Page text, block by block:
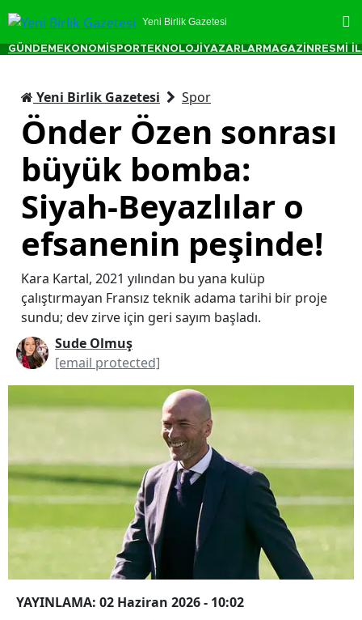
Yeni Birlik Gazetesi
GÜNDEM EKONOMİ SPORTEKNOLOJİ YAZARLAR MAGAZİN RESMİ
Yeni Birlik Gazetesi Spor
Önder Özen sonrası
büyük bomba:
Siyah-Beyazlılar o
efsanenin peşinde!
Kara Kartal, 2021 yılından bu yana kulüp
çalıştırmayan Fransız teknik adama tarihi bir proje
sundu; dev zirve için geri sayım başladı.
Sude Olmuş
[email protected]
YAYINLAMA: 02 Haziran 2026 - 10:02